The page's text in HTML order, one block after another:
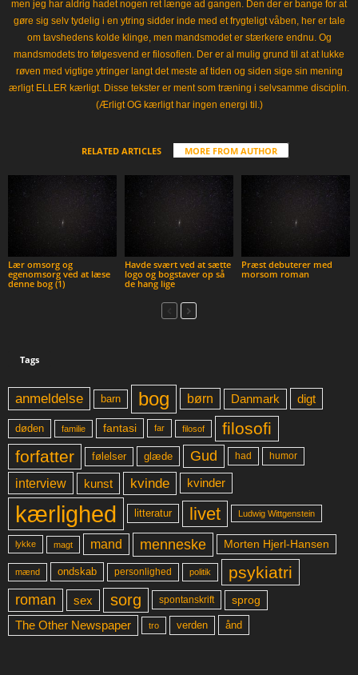
men jeg har aldrig hadet nogen ret længe ad gangen. Den der er bange for at
gøre sig selv tydelig i en ytring sidder inde med et frygteligt våben, her er tale
om tavshedens kolde klinge, men mandsmodet er stærkere endnu. Og
mandsmodets tro følgesvend er filosofien. Der er al mulig grund til at at lukke
røven med vigtige ytringer langt det meste af tiden og siden sige sin mening
ærligt ELLER kærligt. Disse tekster er ment som træning i selvsamme disciplin.
(Ærligt OG kærligt har ingen energi til.)
RELATED ARTICLES MORE FROM AUTHOR
Lær omsorg og
egenomsorg ved at læse
denne bog (1)
Havde svært ved at sætte
logo og bogstaver op så
de hang lige
Præst debuterer med
morsom roman
Tags
anmeldelse barn bog børn Danmark digt
døden familie fantasi far filosof
filosofi
forfatter
følelser glæde Gud had humor
interview kunst kvinde kvinder
kærlighed litteratur livet Ludwig Wittgenstein
lykke magt mand menneske Morten Hjerl-Hansen
mænd ondskab personlighed politik psykiatri
roman sex sorg spontanskrift sprog
The Other Newspaper tro verden ånd